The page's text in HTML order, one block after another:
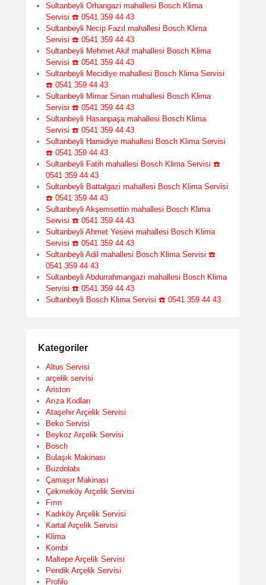
Sultanbeyli Orhangazi mahallesi Bosch Klima
Servisi ☎️ 0541 359 44 43
Sultanbeyli Necip Fazıl mahallesi Bosch Klima
Servisi ☎️ 0541 359 44 43
Sultanbeyli Mehmet Akif mahallesi Bosch Klima
Servisi ☎️ 0541 359 44 43
Sultanbeyli Mecidiye mahallesi Bosch Klima Servisi
☎️ 0541 359 44 43
Sultanbeyli Mimar Sinan mahallesi Bosch Klima
Servisi ☎️ 0541 359 44 43
Sultanbeyli Hasanpaşa mahallesi Bosch Klima
Servisi ☎️ 0541 359 44 43
Sultanbeyli Hamidiye mahallesi Bosch Klima Servisi
☎️ 0541 359 44 43
Sultanbeyli Fatih mahallesi Bosch Klima Servisi ☎️
0541 359 44 43
Sultanbeyli Battalgazi mahallesi Bosch Klima Servisi
☎️ 0541 359 44 43
Sultanbeyli Akşemsettin mahallesi Bosch Klima
Servisi ☎️ 0541 359 44 43
Sultanbeyli Ahmet Yesevi mahallesi Bosch Klima
Servisi ☎️ 0541 359 44 43
Sultanbeyli Adil mahallesi Bosch Klima Servisi ☎️
0541 359 44 43
Sultanbeyli Abdurrahmangazi mahallesi Bosch Klima
Servisi ☎️ 0541 359 44 43
Sultanbeyli Bosch Klima Servisi ☎️ 0541 359 44 43
Kategoriler
Altus Servisi
arçelik servisi
Ariston
Arıza Kodları
Ataşehir Arçelik Servisi
Beko Servisi
Beykoz Arçelik Servisi
Bosch
Bulaşık Makinası
Buzdolabı
Çamaşır Makinası
Çekmeköy Arçelik Servisi
Fırın
Kadıköy Arçelik Servisi
Kartal Arçelik Servisi
Klima
Kombi
Maltepe Arçelik Servisi
Pendik Arçelik Servisi
Profilo